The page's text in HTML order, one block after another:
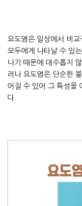
요도염은 일상에서 비
모두에게 나타날 수 있
나기 때문에 대수롭지
러나 요도염은 단순한
어질 수 있어 그 특성을
다.